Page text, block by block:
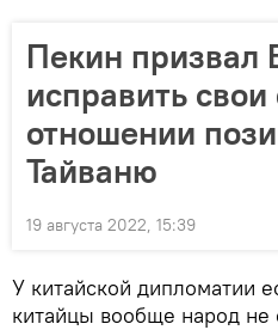
Пекин призвал
исправить
отношении
Тайваню
19 августа 2022, 15:39
У китайской дипломатии
китайцы вообще народ не